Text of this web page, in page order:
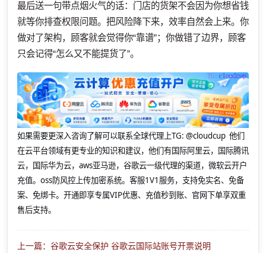
最后送一句带点烟火气的话：门店的货架不会因为你想省钱
就等你排查权限问题。把风险降下来，效率自然会上来。你
做对了架构，顾客就会觉得你“靠谱”；你做错了边界，顾客
只会记得“怎么又不能提货了”。
如果需要更深入咨询了解可以联系全球代理上TG: @cloudcup 他们
在云平台领域有更专业的知识和建议，他们有国际阿里云，国际腾讯
云，国际华为云，aws亚马逊，谷歌云一级代理的渠道，微软云开户
充值。oss防风控上传加密系统。客服1V1服务，支持免实名、免备
案、免绑卡。开通即享专属VIP优惠、充值秒到账、官网下单享双重
售后支持。
上一篇：谷歌云安全保护 谷歌云国际站账号开票说明